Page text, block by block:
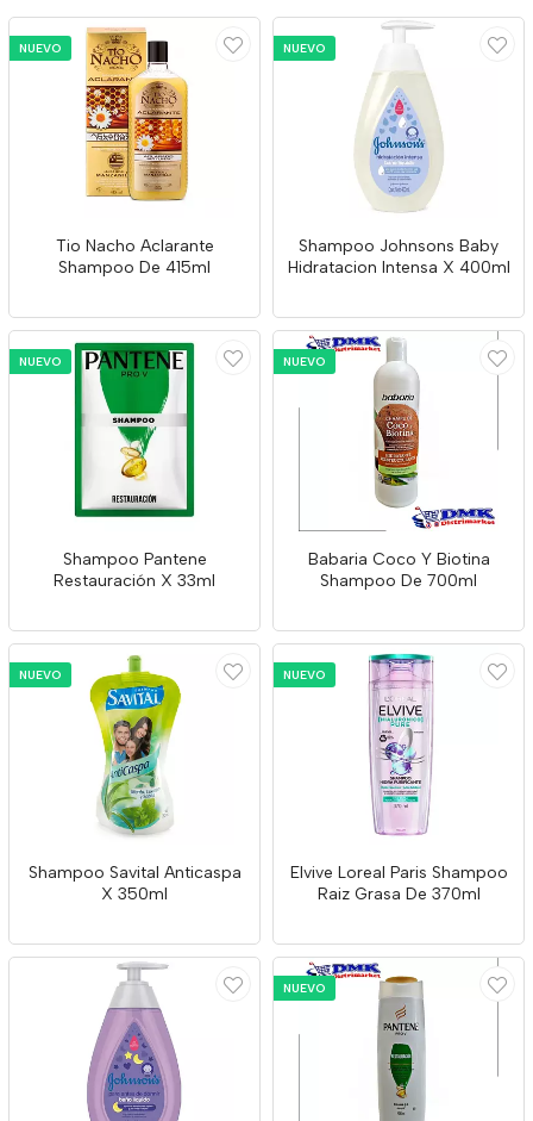
NUEVO
Tio Nacho Aclarante
Shampoo De 415ml
NUEVO
Shampoo Johnsons Baby
Hidratacion Intensa X 400ml
NUEVO
Shampoo Pantene
Restauración X 33ml
NUEVO
Babaria Coco Y Biotina
Shampoo De 700ml
NUEVO
Shampoo Savital Anticaspa
X 350ml
NUEVO
Elvive Loreal Paris Shampoo
Raiz Grasa De 370ml
NUEVO